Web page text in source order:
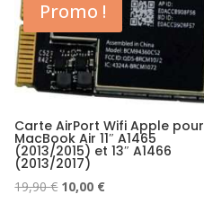
Promo !
Carte AirPort Wifi Apple pour
MacBook Air 11″ A1465
(2013/2015) et 13″ A1466
(2013/2017)
19,90€ Le
10,00 €Le